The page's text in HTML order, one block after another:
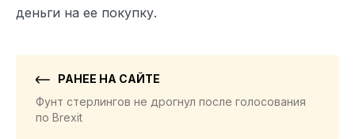
деньги на ее покупку.
РАНЕЕ НА САЙТЕ
Фунт стерлингов не дрогнул после голосования
по Brexit